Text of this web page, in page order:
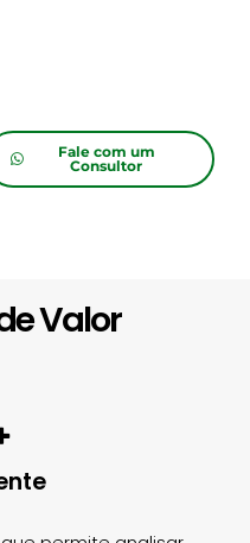
Fale com um
Consultor
Valor